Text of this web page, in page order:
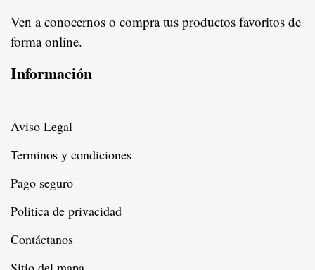
Ven a conocernos o compra tus productos favoritos de
forma online.
Información
Aviso Legal
Terminos y condiciones
Pago seguro
Politica de privacidad
Contáctanos